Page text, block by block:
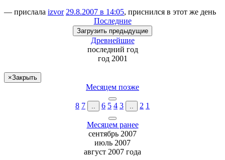
— прислала izvor 29.8.2007 в 14:05, приснился в этот же день
Последние
Загрузить предыдущие
Древнейшие
последний год
год 2001
×Закрыть
Месяцем позже
8 7 .. 6 5 4 3 .. 2 1
Месяцем ранее
сентябрь 2007
июль 2007
август 2007 года